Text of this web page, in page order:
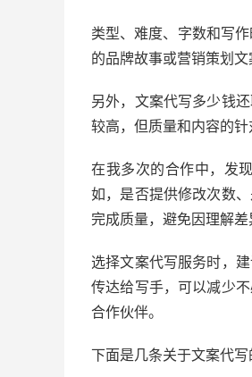
类型、难度、字数和写
的品牌故事或营销策划
另外，文案代写多少钱
较高，但质量和内容的
在我多次的合作中，发
如，是否提供修改次数
完成质量，避免因理解差
选择文案代写服务时，
传达给写手，可以减少
合作伙伴。
下面是几条关于文案代写